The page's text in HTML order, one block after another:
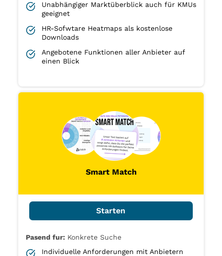
Unabhängiger Marktüberblick auch für KMUs
geeignet
HR-Sofwtare Heatmaps als kostenlose
Downloads
Angebotene Funktionen aller Anbieter auf
einen Blick
Smart Match
Starten
Pasend fur: Konkrete Suche
Individuelle Anforderungen mit Anbietern